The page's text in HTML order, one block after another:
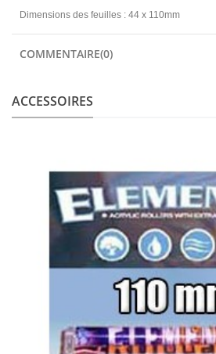
Dimensions des feuilles : 44 x 110mm
COMMENTAIRE(0)
ACCESSOIRES